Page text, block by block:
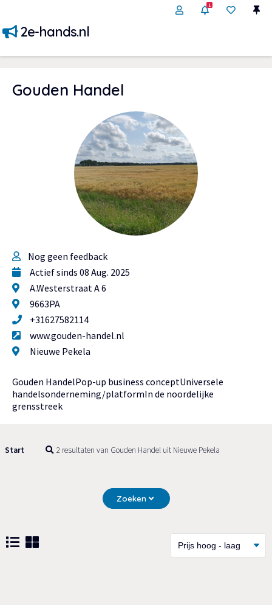
1
2e-hands.nl
Gouden Handel
Nog geen feedback
Actief sinds 08 Aug. 2025
A.Westerstraat A 6
9663PA
+31627582114
www.gouden-handel.nl
Nieuwe Pekela
Gouden HandelPop-up business conceptUniversele
handelsonderneming/platformIn de noordelijke
grensstreek
Start 2 resultaten van Gouden Handel uit Nieuwe Pekela
Zoeken